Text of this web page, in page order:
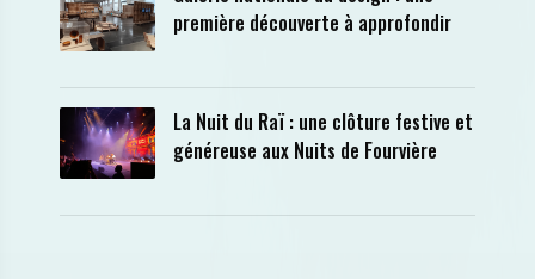
première découverte à approfondir
La Nuit du Raï : une clôture festive et
généreuse aux Nuits de Fourvière